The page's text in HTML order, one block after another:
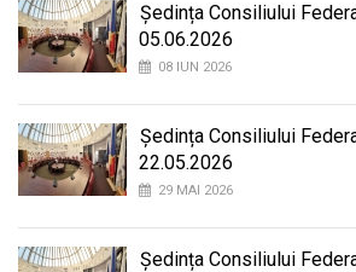
Ședința Consiliului
05.06.2026
08 IUN 2026
Ședința Consiliului
22.05.2026
29 MAI 2026
Ședința Consiliului